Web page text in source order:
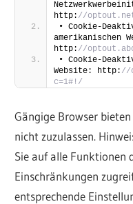
http: //
• Cookie-
amerikanischen
http: //
• Cookie-
Website: http: //
c=1#!/
Gängige Browser
nicht zuzulassen.
Sie auf alle Funktionen
Einschränkungen
entsprechende